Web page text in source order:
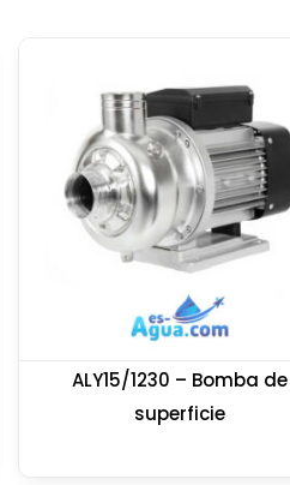
ALY15/1230 – Bomba de
superficie